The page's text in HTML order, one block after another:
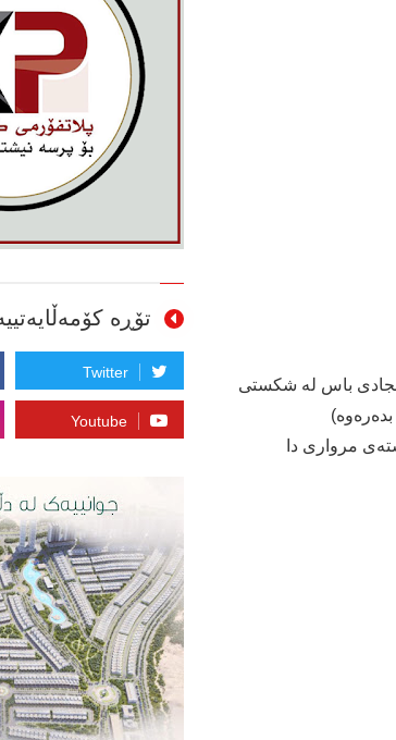
سجادی باس لە شكستی
مرواری دا
تۆڕە